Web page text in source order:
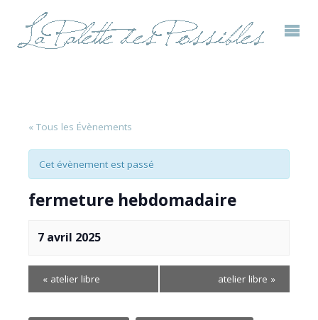
« Tous les Évènements
Cet évènement est passé
fermeture hebdomadaire
7 avril 2025
« atelier libre atelier libre »